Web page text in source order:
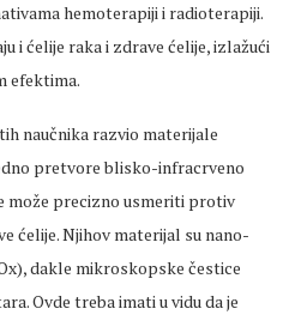
hemoterapiji i radioterapiji.
i ćelije raka i zdrave ćelije, izlažući
efektima.
naučnika razvio materijale
pretvore blisko-infracrveno
može precizno usmeriti protiv
ćelije. Njihov materijal su nano-
dakle mikroskopske čestice
Ovde treba imati u vidu da je